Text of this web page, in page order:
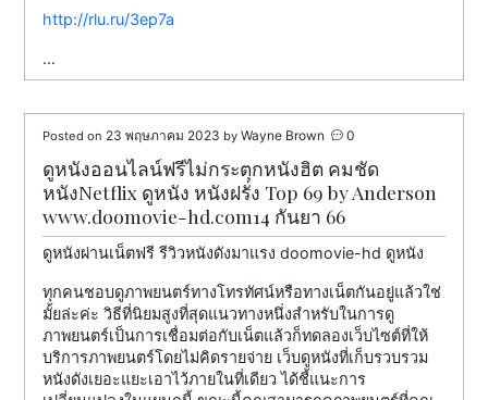
http://rlu.ru/3ep7a
…
Posted on 23 พฤษภาคม 2023 byWayne Brown 0
ดูหนังออนไลน์ฟรีไม่กระตุกหนังฮิต คมชัด
หนังNetflix ดูหนัง หนังฝรั่ง Top 69 by Anderson
www.doomovie-hd.com14 กันยา 66
ดูหนังผ่านเน็ตฟรี รีวิวหนังดังมาแรง doomovie-hd ดูหนัง
ทุกคนชอบดูภาพยนตร์ทางโทรทัศน์หรือทางเน็ตกันอยู่แล้วใช่
มั้ยล่ะค่ะ วิธีที่นิยมสูงที่สุดแนวทางหนึ่งสำหรับในการดู
ภาพยนตร์เป็นการเชื่อมต่อกับเน็ตแล้วก็ทดลองเว็บไซต์ที่ให้
บริการภาพยนตร์โดยไม่คิดรายจ่าย เว็บดูหนังที่เก็บรวบรวม
หนังดังเยอะแยะเอาไว้ภายในที่เดียว ได้ชี้แนะการ